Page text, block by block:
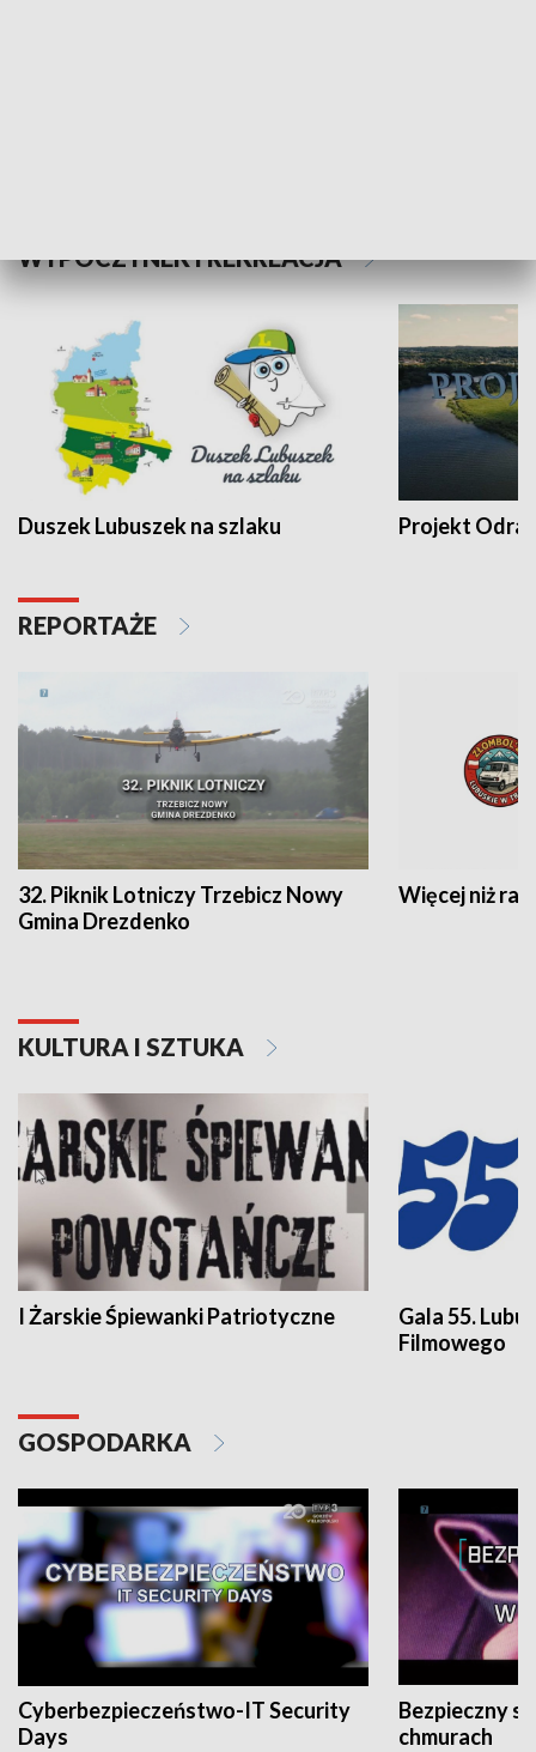
WYPOCZYNEK I REKREACJA
Duszek Lubuszek na szlaku Projekt Odra
REPORTAŻE
32. Piknik Lotniczy Trzebicz Nowy
Gmina Drezdenko
Więcej niż rajd
KULTURA I SZTUKA
I Żarskie Śpiewanki Patriotyczne
Gala 55.
Filmowego
GOSPODARKA
Cyberbezpieczeństwo-IT Security
Days
Bezpieczny
chmurach